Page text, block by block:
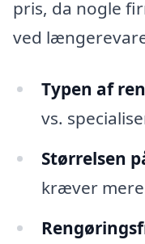
pris, da nogle
ved
Typen af
vs.
Størrelsen
kræver